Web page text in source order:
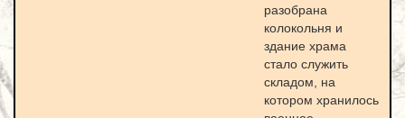
разобрана
колокольня и
здание храма
стало служить
складом, на
котором хранилось